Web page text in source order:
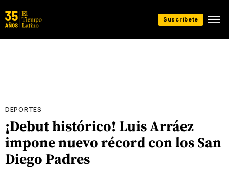
Suscríbete
DEPORTES
¡Debut histórico! Luis Arráez
impone nuevo récord con los San
Diego Padres